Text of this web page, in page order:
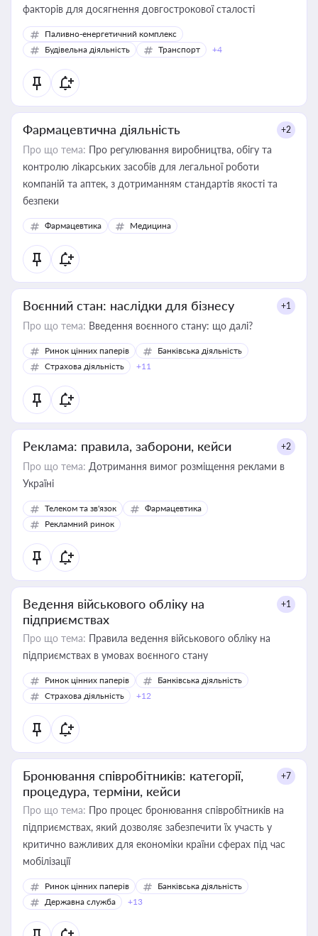
факторів для досягнення довгострокової сталості
Паливно-енергетичний комплекс
Будівельна діяльність
Транспорт +4
Фармацевтична діяльність +2
Про що тема: Про регулювання виробництва, обігу та
контролю лікарських засобів для легальної роботи
компаній та аптек, з дотриманням стандартів якості та
безпеки
Фармацевтика Медицина
Воєнний стан: наслідки для бізнесу +1
Про що тема: Введення воєнного стану: що далі?
Ринок цінних паперів
Банківська діяльність
Страхова діяльність
+11
Реклама: правила, заборони, кейси +2
Про що тема: Дотримання вимог розміщення реклами в
Україні
Телеком та зв'язок
Фармацевтика
Рекламний ринок
Ведення військового обліку на
підприємствах
+1
Про що тема: Правила ведення військового обліку на
підприємствах в умовах воєнного стану
Ринок цінних паперів
Банківська діяльність
Страхова діяльність
+12
Бронювання співробітників: категорії,
процедура, терміни, кейси
+7
Про що тема: Про процес бронювання співробітників на
підприємствах, який дозволяє забезпечити їх участь у
критично важливих для економіки країни сферах під час
мобілізації
Ринок цінних паперів
Банківська діяльність
Державна служба
+13